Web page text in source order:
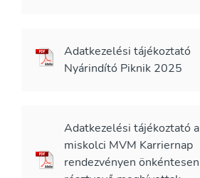
Adatkezelési tájékoztató
Nyárindító Piknik 2025
Adatkezelési tájékoztató a
miskolci MVM Karriernap
rendezvényen önkéntesen